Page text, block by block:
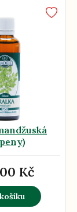
Kč